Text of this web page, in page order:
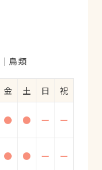
鳥類
金 土 日
祝
● ● ー ー
● ● ー ー